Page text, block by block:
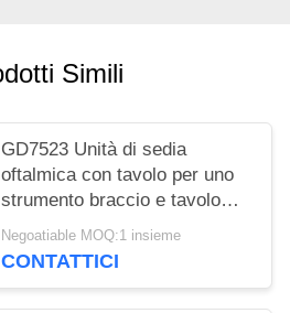
Simili
GD7523 Unità di sedia
oftalmica con tavolo per uno
strumento braccio e tavolo
regolabile
Negoatiable MOQ:1 insieme
CONTATTICI